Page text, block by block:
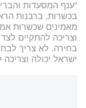
"ענף המסעדות
בכשרות, ברבנות
מאמינים שכשרות
וצריכה להתקיים
בחירה. לא צריך
ישראל יכולה